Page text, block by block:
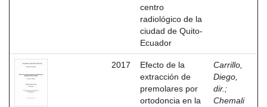
centro
radiológico de la
ciudad de Quito-
Ecuador
2017
Efecto de la
extracción de
premolares por
ortodoncia en la
Carrillo,
Diego,
dir. ;
Chemali